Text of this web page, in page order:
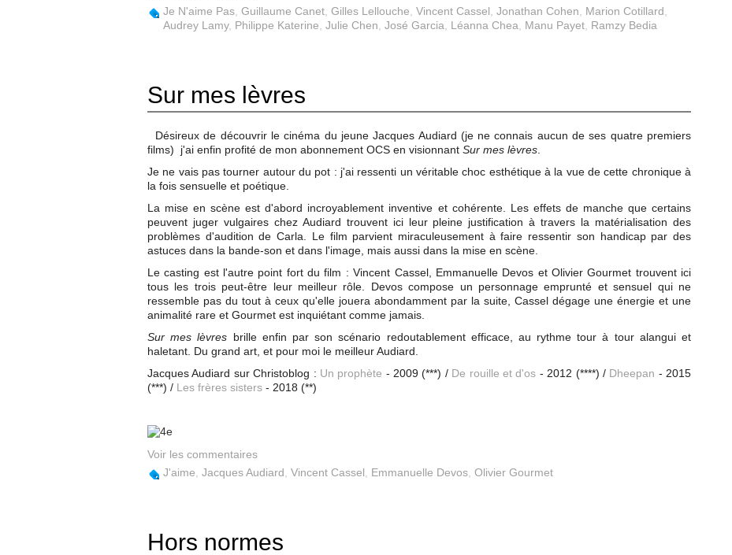
Je N'aime Pas Guillaume Canet Gilles Lellouche Vincent Cassel Jonathan Cohen Marion Cotillard
Audrey Lamy, Philippe Katerine Julie Chen José Garcia Léanna Chea Manu Payet Ramzy Bedia
Sur mes lèvres
Désireux de découvrir le cinéma du jeune Jacques Audiard (je ne connais aucun de ses quatre premiers
films) j'ai enfin profité de mon abonnement OCS en visionnant Sur mes lèvres
Je ne vais pas tourner autour du pot : j'ai ressenti un véritable choc esthétique à la vue de cette chronique à
la fois sensuelle et poétique.
La mise en scène est d'abord incroyablement inventive et cohérente. Les effets de manche que certains
peuvent juger vulgaires chez Audiard trouvent ici leur pleine justification à travers la matérialisation des
problèmes d'audition de Carla. Le film parvient miraculeusement à faire ressentir son handicap par des
astuces dans la bande-son et dans l'image, mais aussi dans la mise en scène.
Le casting est l'autre point fort du film : Vincent Cassel, Emmanuelle Devos et Olivier Gourmet trouvent ici
tous les trois peut-être leur meilleur rôle. Devos compose un personnage emprunté et sensuel qui ne
ressemble pas du tout à ceux qu'elle jouera abondamment par la suite, Cassel dégage une énergie et une
animalité rare et Gourmet est inquiétant comme jamais.
Sur mes lèvres brille enfin par son scénario redoutablement efficace, au rythme tour à tour alangui et
haletant. Du grand art, et pour moi le meilleur Audiard.
Jacques Audiard sur Christoblog : Un prophète - 2009 (***) / De rouille et d'os - 2012 (****) / Dheepan - 2015
(***) / Les frères sisters - 2018 (**)
Voir les commentaires
J'aime Jacques Audiard Vincent Cassel Emmanuelle Devos Olivier Gourmet
Hors normes